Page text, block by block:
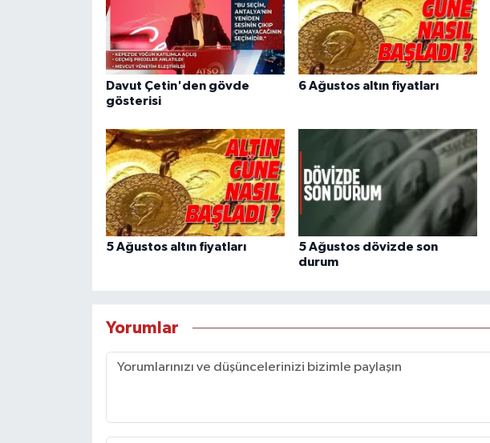
Davut Çetin'den gövde
gösterisi
6 Ağustos altın fiyatları
5 Ağustos altın fiyatları
5 Ağustos dövizde son
durum
Yorumlar